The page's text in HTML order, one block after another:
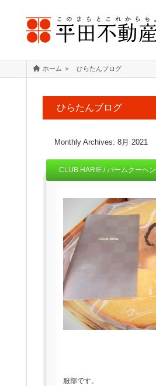
ホーム ひらたんブログ
ひらたんブログ
Monthly Archives: 8月 2021
CLUB HARIE / バームクーヘン
服部です。